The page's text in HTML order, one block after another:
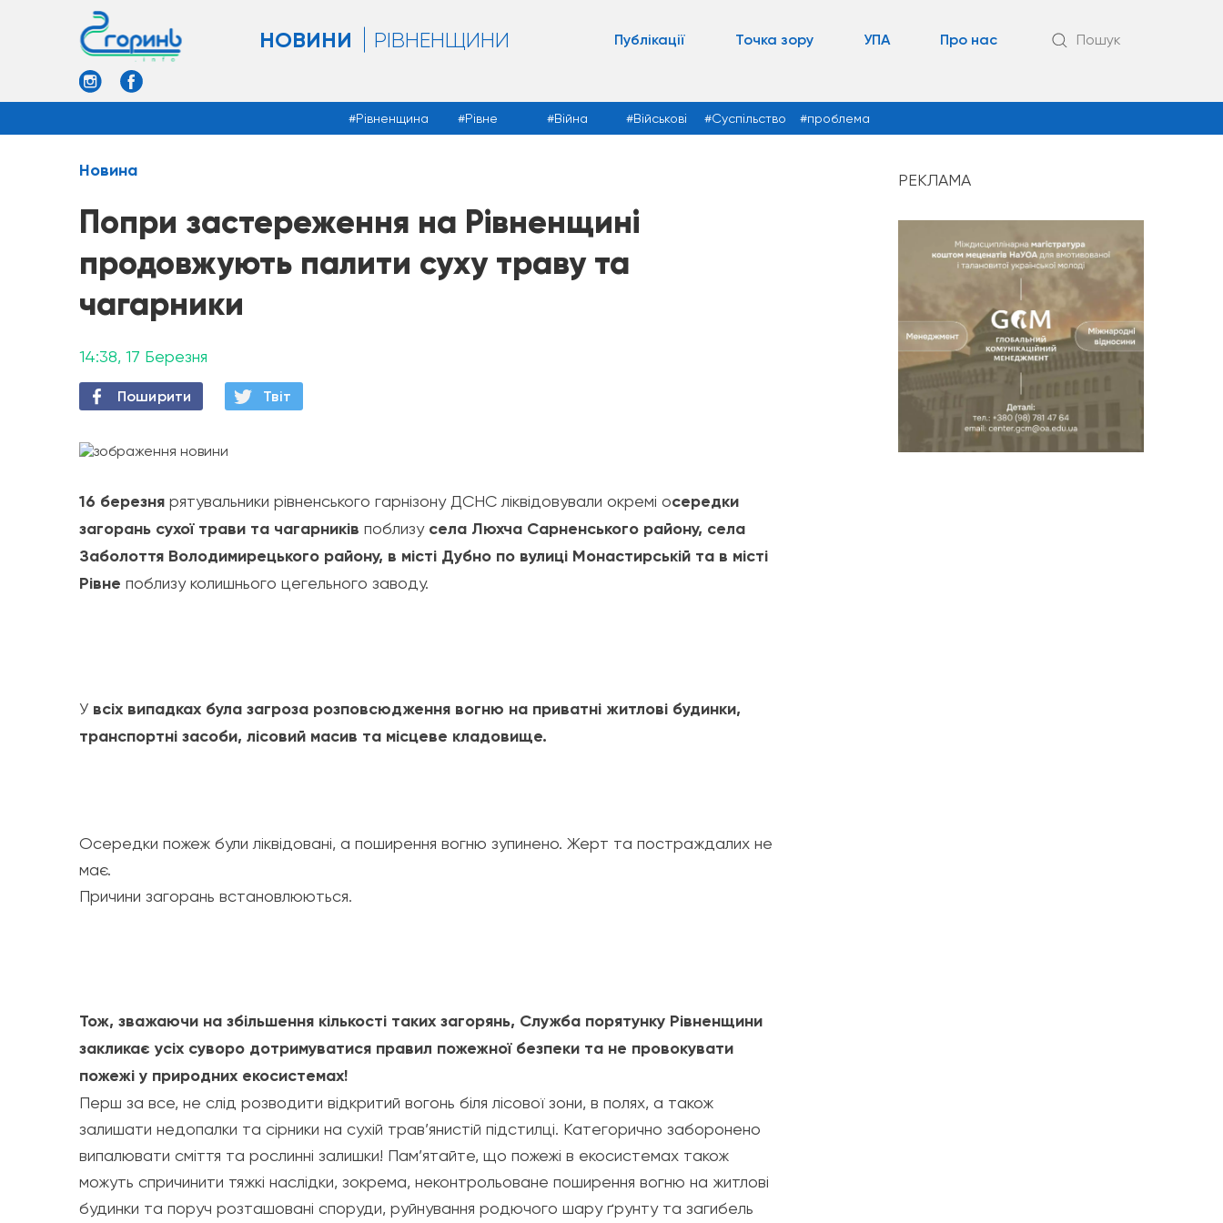
НОВИНИ РІВНЕНЩИНИ Публікації Точка зору УПА Про нас Пошук
Рівненщина Рівне Війна Військові Суспільство проблема
Новина
Попри застереження на Рівненщині
продовжують палити суху траву та
чагарники
14:38, 17 Березня
Поширити Твiт
16 березня рятувальники рівненського гарнізону ДСНС ліквідовували окремі осередки
загорань сухої трави та чагарників поблизу села Люхча Сарненського району, села
Заболоття Володимирецького району, в місті Дубно по вулиці Монастирській та в місті
Рівне поблизу колишнього цегельного заводу.
У всіх випадках була загроза розповсюдження вогню на приватні житлові будинки,
транспортні засоби, лісовий масив та місцеве кладовище.
Осередки пожеж були ліквідовані, а поширення вогню зупинено. Жерт та постраждалих не
має.
Причини загорань встановлюються.
Тож, зважаючи на збільшення кількості таких загорянь, Служба порятунку Рівненщини
закликає усіх суворо дотримуватися правил пожежної безпеки та не провокувати
пожежі у природних екосистемах!
Перш за все, не слід розводити відкритий вогонь біля лісової зони, в полях, а також
залишати недопалки та сірники на сухій трав’янистій підстилці. Категорично заборонено
випалювати сміття та рослинні залишки! Пам’ятайте, що пожежі в екосистемах також
можуть спричинити тяжкі наслідки, зокрема, неконтрольоване поширення вогню на житлові
будинки та поруч розташовані споруди, руйнування родючого шару ґрунту та загибель
РЕКЛАМА